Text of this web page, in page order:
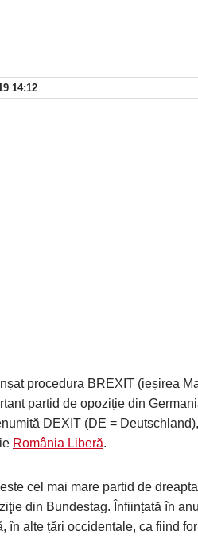
14:12
procedura BREXIT (ieșirea
partid de opoziție din
DEXIT (DE =
România Liberă.
cel mai mare partid de
din Bundestag. Înființată în
în alte țări occidentale, ca fiind